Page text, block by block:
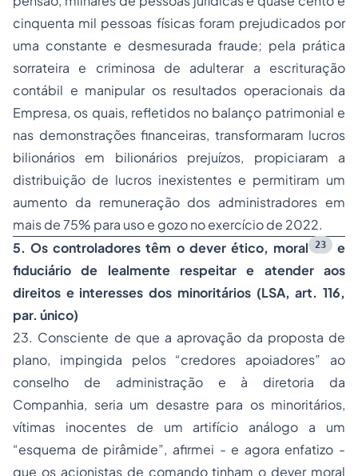
cinquenta mil pessoas físicas foram prejudicados por
uma constante e desmesurada fraude; pela prática
sorrateira e criminosa de adulterar a escrituração
contábil e manipular os resultados operacionais da
Empresa, os quais, refletidos no balanço patrimonial e
nas demonstrações financeiras, transformaram lucros
bilionários em bilionários prejuízos, propiciaram a
distribuição de lucros inexistentes e permitiram um
aumento da remuneração dos administradores em
mais de 75% para uso e gozo no exercício de 2022.
5. Os controladores têm o dever ético, moral 23
e
fiduciário de lealmente respeitar e atender aos
direitos e interesses dos minoritários (LSA, art. 116,
par. único)
23. Consciente de que a aprovação da proposta de
plano, impingida pelos “credores apoiadores” ao
conselho de administração e à diretoria da
Companhia, seria um desastre para os minoritários,
vítimas inocentes de um artifício análogo a um
“esquema de pirâmide”, afirmei - e agora enfatizo -
que os acionistas de comando tinham o dever moral